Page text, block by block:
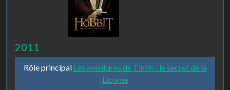
2011
Rôle principal Les aventures de Tintin : le secret de la
Licorne